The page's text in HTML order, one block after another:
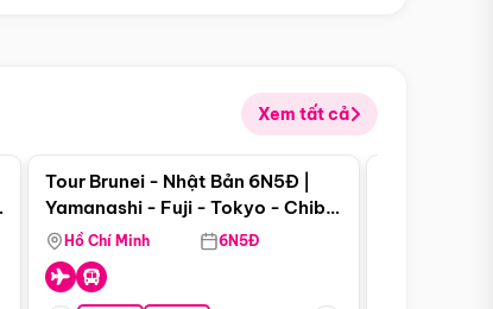
Xem tất cả
Điểm nổi bật
Tour Brunei - Nhật Bản 6N5Đ |
Yamanashi - Fuji - Tokyo - Chiba
- Freeday
Hồ Chí Minh 6N5Đ